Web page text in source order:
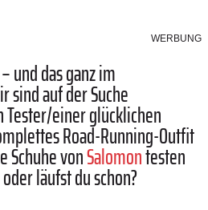
WERBUNG
–und das ganz im
sind auf der Suche
einer glücklichen
Road-Running-Outfit
Schuhe vonSalomontesten
läufst du schon?